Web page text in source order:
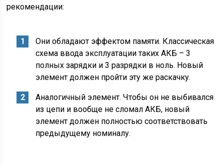
рекомендации:
Они обладают эффектом памяти. Классическая
схема ввода эксплуатации таких АКБ – 3
полных зарядки и 3 разрядки в ноль. Новый
элемент должен пройти эту же раскачку.
Аналогичный элемент. Чтобы он не выбивался
из цепи и вообще не сломал АКБ, новый
элемент должен полностью соответствовать
предыдущему номиналу.